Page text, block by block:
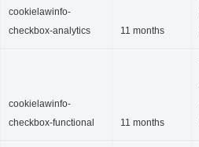
cookielawinfo-
checkbox-analytics
11 months
cookielawinfo-
checkbox-functional
11 months